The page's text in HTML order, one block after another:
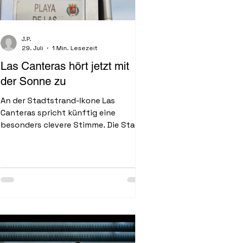
Las Canteras hört jetzt mit
der Sonne zu
An der Stadtstrand-Ikone Las
Canteras spricht künftig eine
besonders clevere Stimme. Die Stadt
J.P.
29. Juli
1 Min. Lesezeit